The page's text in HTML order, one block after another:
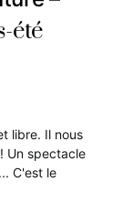
été
libre. Il nous
Un spectacle
C'est le